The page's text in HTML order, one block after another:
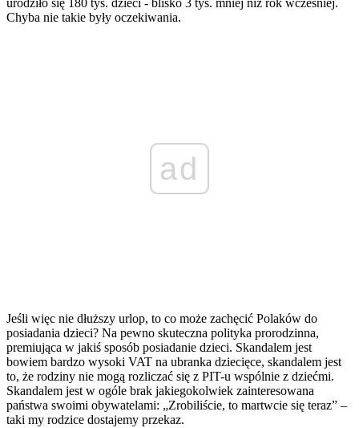
urodziło się 180 tys. dzieci - blisko 3 tys. mniej niż rok wcześniej.
Chyba nie takie były oczekiwania.
ad
Jeśli więc nie dłuższy urlop, to co może zachęcić Polaków do
posiadania dzieci? Na pewno skuteczna polityka prorodzinna,
premiująca w jakiś sposób posiadanie dzieci. Skandalem jest
bowiem bardzo wysoki VAT na ubranka dziecięce, skandalem jest
to, że rodziny nie mogą rozliczać się z PIT-u wspólnie z dziećmi.
Skandalem jest w ogóle brak jakiegokolwiek zainteresowana
państwa swoimi obywatelami: „Zrobiliście, to martwcie się teraz” –
taki my rodzice dostajemy przekaz.